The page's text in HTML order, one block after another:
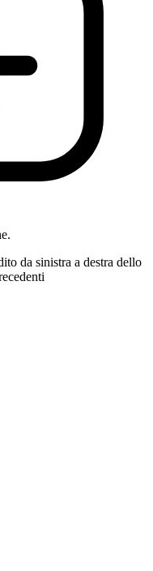
da sinistra a destra dello